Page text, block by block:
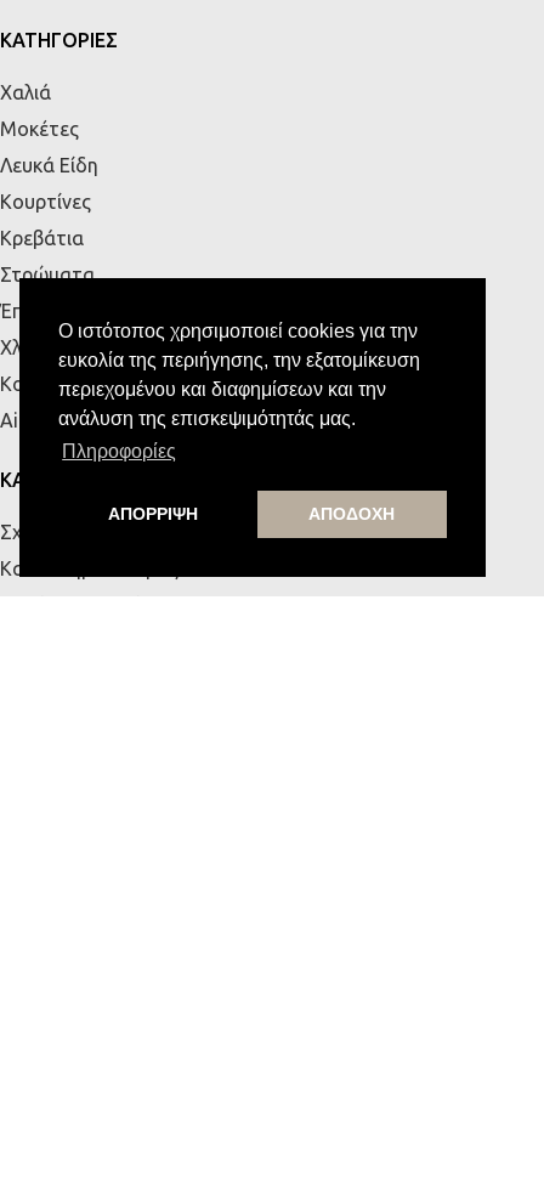
Ο ιστότοπος χρησιμοποιεί cookies για την
ευκολία της περιήγησης, την εξατομίκευση
περιεχομένου και διαφημίσεων και την
ανάλυση της επισκεψιμότητάς μας.
Πληροφορίες
ΑΠΟΡΡΙΨΗ ΑΠΟΔΟΧΗ
ΚΑΤΗΓΟΡΙΕΣ
Χαλιά
Μοκέτες
Λευκά Είδη
Κουρτίνες
Κρεβάτια
Στρώματα
Έπιπλα Εξωτερικού Χώρου
Χλοοτάπητες
Κουζίνα
Airbnb
ΚΑΤΑΣΤΗΜΑΤΑ
Σχετικά με εμάς
Κατάστημα Πάτρας